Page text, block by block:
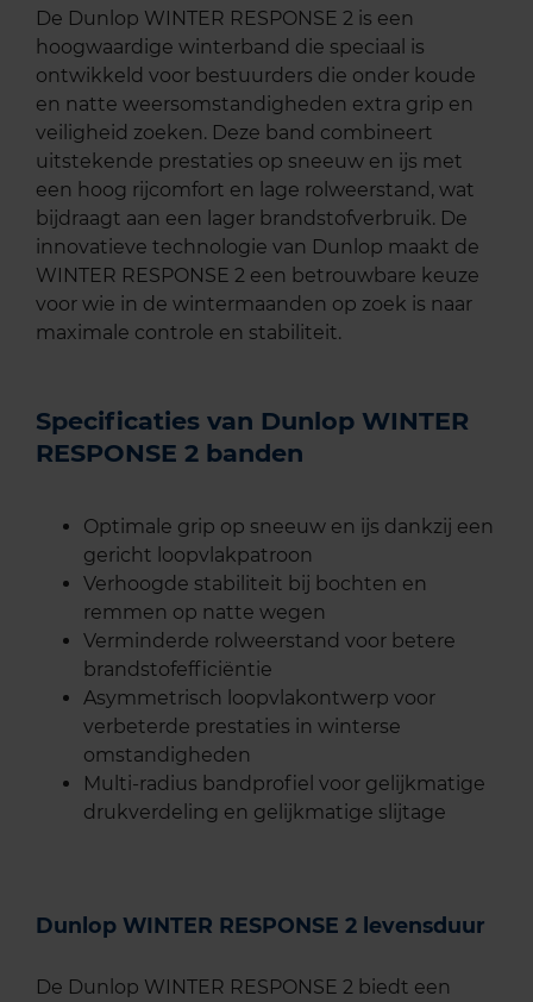
De Dunlop WINTER RESPONSE 2 is een
hoogwaardige winterband die speciaal is
ontwikkeld voor bestuurders die onder koude
en natte weersomstandigheden extra grip en
veiligheid zoeken. Deze band combineert
uitstekende prestaties op sneeuw en ijs met
een hoog rijcomfort en lage rolweerstand, wat
bijdraagt aan een lager brandstofverbruik. De
innovatieve technologie van Dunlop maakt de
WINTER RESPONSE 2 een betrouwbare keuze
voor wie in de wintermaanden op zoek is naar
maximale controle en stabiliteit.
Specificaties van Dunlop WINTER
RESPONSE 2 banden
Optimale grip op sneeuw en ijs dankzij een
gericht loopvlakpatroon
Verhoogde stabiliteit bij bochten en
remmen op natte wegen
Verminderde rolweerstand voor betere
brandstofefficiëntie
Asymmetrisch loopvlakontwerp voor
verbeterde prestaties in winterse
omstandigheden
Multi-radius bandprofiel voor gelijkmatige
drukverdeling en gelijkmatige slijtage
Dunlop WINTER RESPONSE 2 levensduur
De Dunlop WINTER RESPONSE 2 biedt een